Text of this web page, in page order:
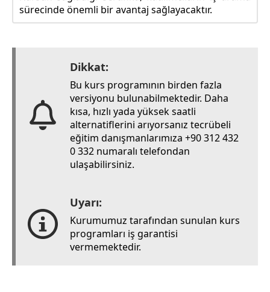
sürecinde önemli bir avantaj sağlayacaktır.
Dikkat:
Bu kurs programının birden fazla
versiyonu bulunabilmektedir. Daha
kısa, hızlı yada yüksek saatli
alternatiflerini arıyorsanız tecrübeli
eğitim danışmanlarımıza +90 312 432
0 332 numaralı telefondan
ulaşabilirsiniz.
Uyarı:
Kurumumuz tarafından sunulan kurs
programları iş garantisi
vermemektedir.